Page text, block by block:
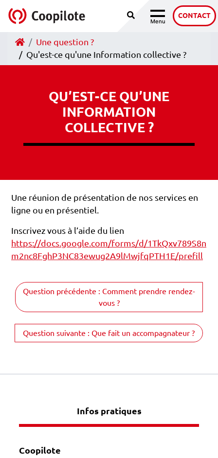
Accéder au contenu Recherche
MenuNavigation
CONTACT
AccueilUne question ?
Qu'est-ce qu'une Information collective ?
QU’EST-CE QU’UNE
INFORMATION
COLLECTIVE ?
Une réunion de présentation de nos services en
ligne ou en présentiel.
Inscrivez vous à l’aide du lien
https://docs.google.com/forms/d/1TkQxv789S8n
m2nc8FghP3NC83ewug2A9lMwjfqPTH1E/prefill
Question précédente : Comment prendre rendez-
vous ?
Question suivante : Que fait un accompagnateur ?
Infos pratiques
Coopilote